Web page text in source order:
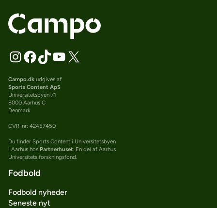
Campo.dkudgives af
Sports Content ApS
Universitetsbyen 71
8000 Aarhus C
Denmark
CVR-nr: 42457450
Du finder Sports Content i Universitetsbyen
i Aarhus hos Partnerhuset. En del af Aarhus
Universitets forskningsfond.
Fodbold
Fodbold nyheder
Seneste nyt